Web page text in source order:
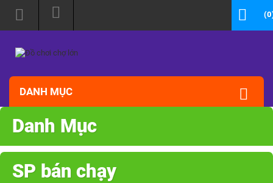
DANH MỤC
Danh Mục
SP bán chạy